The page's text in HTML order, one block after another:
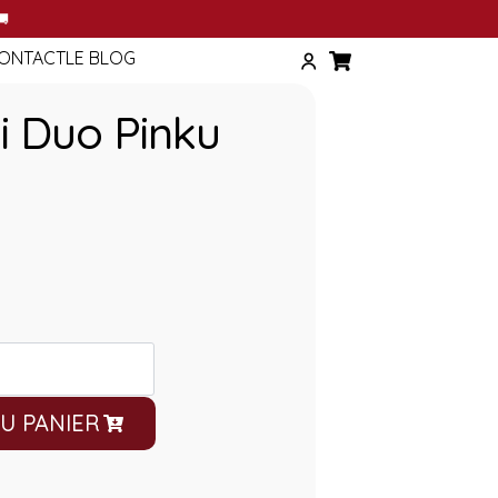
LE BLOG
Duo Pinku
PANIER